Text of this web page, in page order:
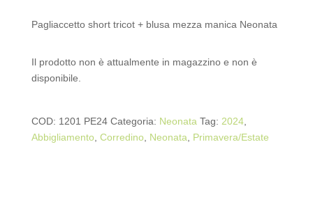
Pagliaccetto short tricot + blusa mezza manica Neonata
Il prodotto non è attualmente in magazzino e non è
disponibile.
COD: 1201 PE24 Categoria: Neonata Tag: 2024,
Abbigliamento Corredino Neonata Primavera/Estate